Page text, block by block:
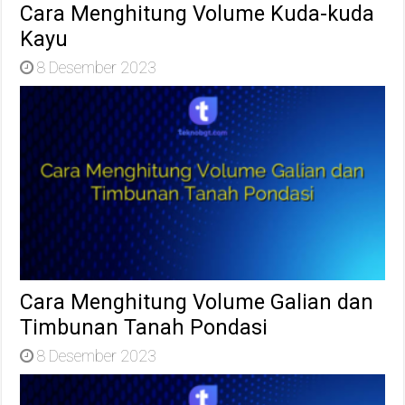
Cara Menghitung Volume Kuda-kuda
Kayu
8 Desember 2023
Cara Menghitung Volume Galian dan
Timbunan Tanah Pondasi
8 Desember 2023